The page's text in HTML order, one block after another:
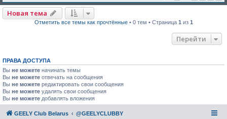
Новая тема
Отметить все темы как прочтённые• 0 тем • Страница 1 из 1
Перейти
ПРАВА ДОСТУПА
Вы не можете начинать темы
Вы не можете отвечать на сообщения
Вы не можете редактировать свои сообщения
Вы не можете удалять свои сообщения
Вы не можете добавлять вложения
GEELY Club Belarus @GEELYCLUBBY